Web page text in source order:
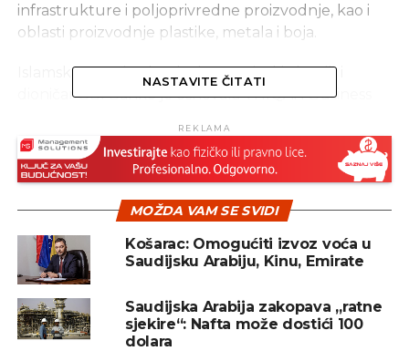
infrastrukture i poljoprivredne proizvodnje, kao i
oblasti proizvodnje plastike, metala i boja.
Islamska razvojna banka kao većinski vlasnik i
dioničar BBI Banke je osnovala THIQAH Business
inovativne platforme koja će omogućiti
privrednicima međusobno uvezivanje i time
stvaranje novih poslovnih mogućnosti.
Radi unapređenja poslovanja i s privrednicima iz
Bosne i Hercegovine, 2018. godine je potpisan
Memorandum o razumijevanju Biznis foruma IsDB-
a i BBI banke, koji podrazumijeva i promoviranje
investicijskih prilika putem Sarajevo Business
Foruma, ali i Sarajevo Halal Faira.
NASTAVITE ČITATI
REKLAMA
MOŽDA VAM SE SVIDI
Košarac: Omogućiti izvoz voća u
Saudijsku Arabiju, Kinu, Emirate
Saudijska Arabija zakopava „ratne
sjekire“: Nafta može dostići 100
dolara